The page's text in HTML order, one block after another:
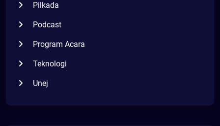
Pilkada
Podcast
Program Acara
Teknologi
Unej